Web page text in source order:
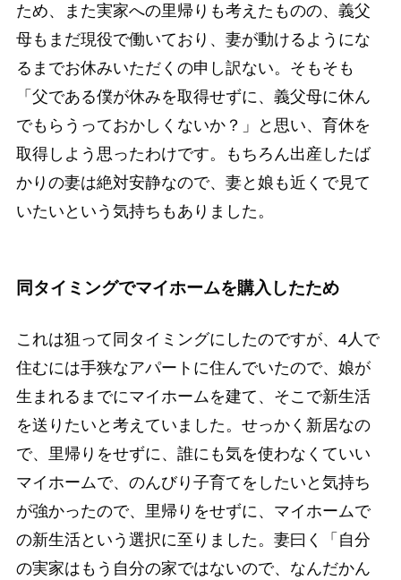
ため、また実家への里帰りも考えたものの、義父
母もまだ現役で働いており、妻が動けるようにな
るまでお休みいただくの申し訳ない。そもそも
「父である僕が休みを取得せずに、義父母に休ん
でもらうっておかしくないか？」
と思い、育休を
取得しよう思ったわけです。もちろん出産したば
かりの妻は絶対安静なので、妻と娘も近くで見て
いたいという気持ちもありました。
同タイミングでマイホームを購入したため
これは狙って同タイミングにしたのですが、4人で
住むには手狭なアパートに住んでいたので、 娘が
生まれるまでにマイホームを建て、そこで新生活
を送りたい と考えていました。せっかく新居なの
で、里帰りをせずに、誰にも気を使わなくていい
マイホームで、のんびり子育てをしたいと気持ち
が強かったので、里帰りをせずに、マイホームで
の新生活という選択に至りました。妻曰く
「自分
の実家はもう自分の家ではないので、なんだかん